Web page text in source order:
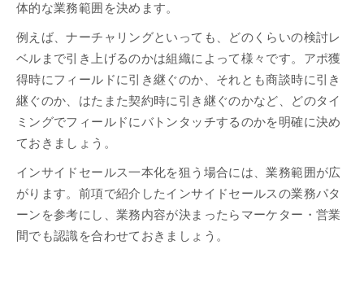
体的な業務範囲を決めます。
例えば、ナーチャリングといっても、どのくらいの検討レ
ベルまで引き上げるのかは組織によって様々です。アポ獲
得時にフィールドに引き継ぐのか、それとも商談時に引き
継ぐのか、はたまた契約時に引き継ぐのかなど、どのタイ
ミングでフィールドにバトンタッチするのかを明確に決め
ておきましょう。
インサイドセールス一本化を狙う場合には、業務範囲が広
がります。前項で紹介したインサイドセールスの業務パタ
ーンを参考にし、業務内容が決まったらマーケター・営業
間でも認識を合わせておきましょう。